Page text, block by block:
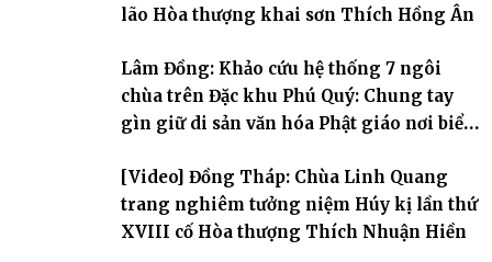
lão Hòa thượng khai sơn Thích Hồng Ân
Lâm Đồng: Khảo cứu hệ thống 7 ngôi
chùa trên Đặc khu Phú Quý: Chung tay
gìn giữ di sản văn hóa Phật giáo nơi biển
[Video] Đồng Tháp: Chùa Linh Quang
trang nghiêm tưởng niệm Húy kị lần thứ
XVIII cố Hòa thượng Thích Nhuận Hiền